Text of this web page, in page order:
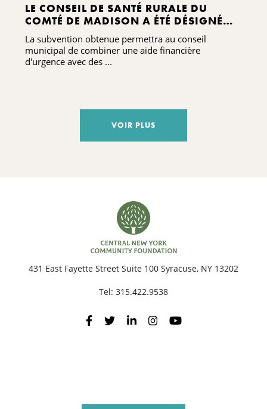
LE CONSEIL DE SANTÉ RURALE DU
COMTÉ DE MADISON A ÉTÉ DÉSIGNÉ
PAR LES HABITANTS DU COMTÉ DE
MADISON POUR RECEVOIR UNE
SUBVENTION DE 75 000 DOLLARS
DESTINÉE À SOUTENIR SES ACTIONS EN
La subvention obtenue permettra au conseil
municipal de combiner une aide financière
d'urgence avec des ...
VOIR PLUS
431 East Fayette Street Suite 100 Syracuse, NY 13202
Tel: 315.422.9538